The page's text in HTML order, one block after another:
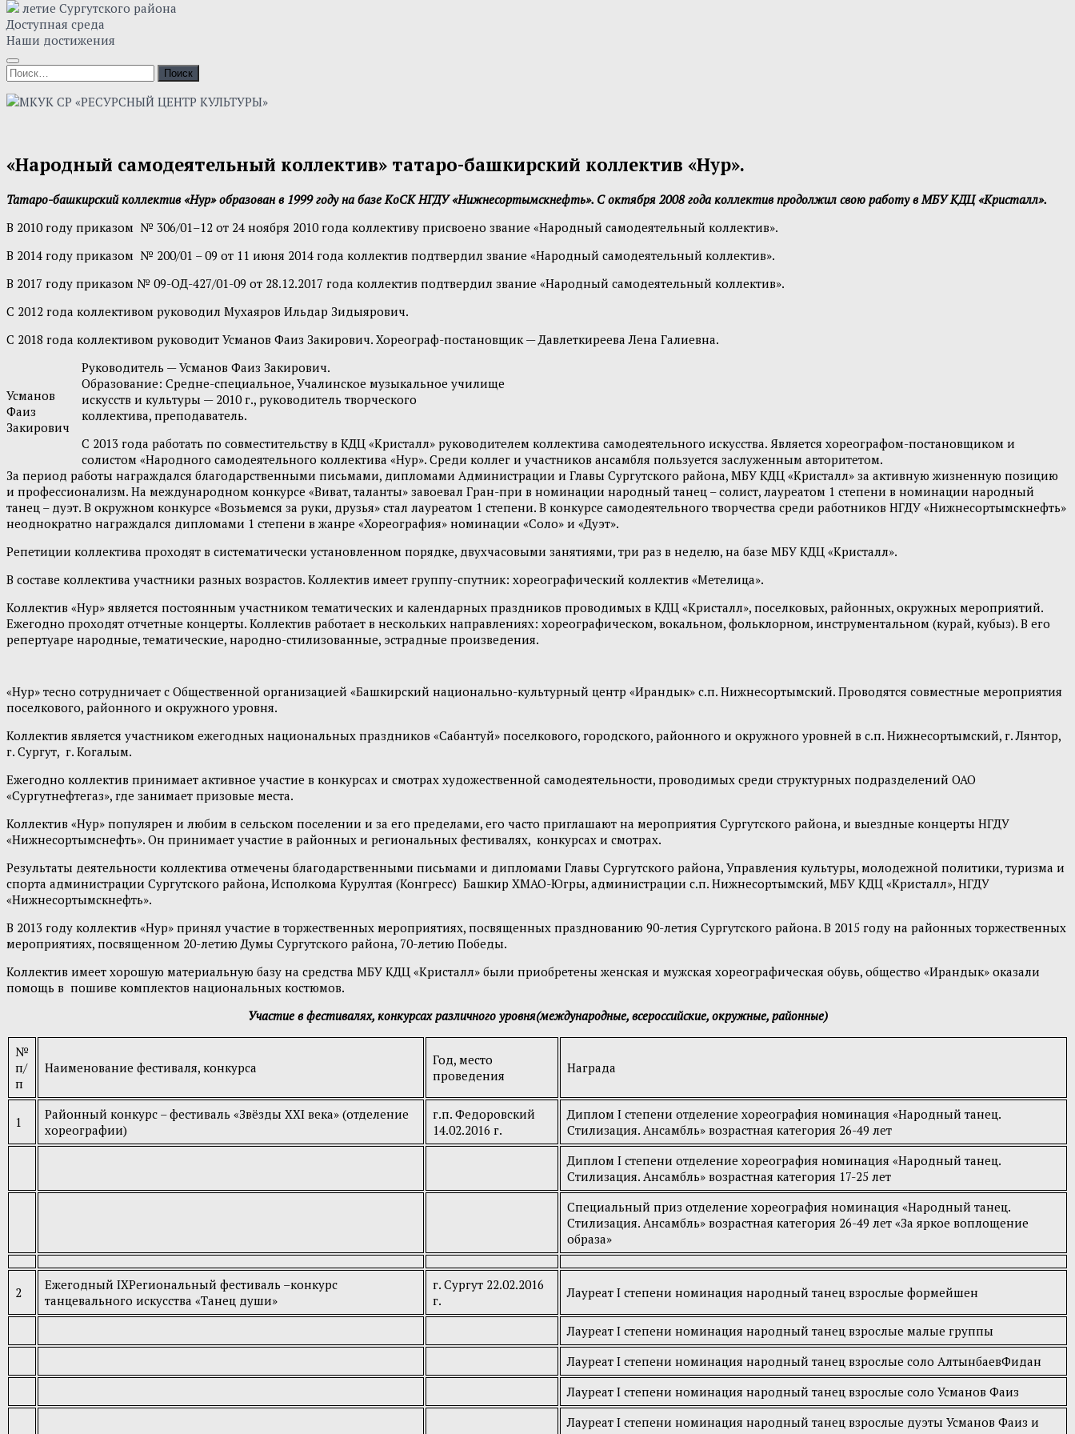
летие Сургутского района
Доступная среда
Наши достижения
Найти:
«Народный самодеятельный коллектив» татаро-башкирский коллектив «Нур».
Татаро-башкирский коллектив «Нур» образован в 1999 году на базе КоСК НГДУ «Нижнесортымскнефть». С октября 2008 года коллектив продолжил свою работу в МБУ КДЦ «Кристалл».
В 2010 году приказом № 306/01–12 от 24 ноября 2010 года коллективу присвоено звание «Народный самодеятельный коллектив».
В 2014 году приказом № 200/01 – 09 от 11 июня 2014 года коллектив подтвердил звание «Народный самодеятельный коллектив».
В 2017 году приказом № 09-ОД-427/01-09 от 28.12.2017 года коллектив подтвердил звание «Народный самодеятельный коллектив».
С 2012 года коллективом руководил Мухаяров Ильдар Зидыярович.
С 2018 года коллективом руководит Усманов Фаиз Закирович. Хореограф-постановщик — Давлеткиреева Лена Галиевна.
Усманов
Фаиз
Закирович
Руководитель — Усманов Фаиз Закирович.
Образование: Средне-специальное, Учалинское музыкальное училище
искусств и культуры — 2010 г., руководитель творческого
коллектива, преподаватель.
С 2013 года работать по совместительству в КДЦ «Кристалл» руководителем коллектива самодеятельного искусства. Является хореографом-постановщиком и
солистом «Народного самодеятельного коллектива «Нур». Среди коллег и участников ансамбля пользуется заслуженным авторитетом.
За период работы награждался благодарственными письмами, дипломами Администрации и Главы Сургутского района, МБУ КДЦ «Кристалл» за активную жизненную позицию
и профессионализм. На международном конкурсе «Виват, таланты» завоевал Гран-при в номинации народный танец – солист, лауреатом 1 степени в номинации народный
танец – дуэт. В окружном конкурсе «Возьмемся за руки, друзья» стал лауреатом 1 степени. В конкурсе самодеятельного творчества среди работников НГДУ «Нижнесортымскнефть»
неоднократно награждался дипломами 1 степени в жанре «Хореография» номинации «Соло» и «Дуэт».
Репетиции коллектива проходят в систематически установленном порядке, двухчасовыми занятиями, три раз в неделю, на базе МБУ КДЦ «Кристалл».
В составе коллектива участники разных возрастов. Коллектив имеет группу-спутник: хореографический коллектив «Метелица».
Коллектив «Нур» является постоянным участником тематических и календарных праздников проводимых в КДЦ «Кристалл», поселковых, районных, окружных мероприятий.
Ежегодно проходят отчетные концерты. Коллектив работает в нескольких направлениях: хореографическом, вокальном, фольклорном, инструментальном (курай, кубыз). В его
репертуаре народные, тематические, народно-стилизованные, эстрадные произведения.
«Нур» тесно сотрудничает с Общественной организацией «Башкирский национально-культурный центр «Ирандык» с.п. Нижнесортымский. Проводятся совместные мероприятия
поселкового, районного и окружного уровня.
Коллектив является участником ежегодных национальных праздников «Сабантуй» поселкового, городского, районного и окружного уровней в с.п. Нижнесортымский, г. Лянтор,
г. Сургут, г. Когалым.
Ежегодно коллектив принимает активное участие в конкурсах и смотрах художественной самодеятельности, проводимых среди структурных подразделений ОАО
«Сургутнефтегаз», где занимает призовые места.
Коллектив «Нур» популярен и любим в сельском поселении и за его пределами, его часто приглашают на мероприятия Сургутского района, и выездные концерты НГДУ
«Нижнесортымснефть». Он принимает участие в районных и региональных фестивалях, конкурсах и смотрах.
Результаты деятельности коллектива отмечены благодарственными письмами и дипломами Главы Сургутского района, Управления культуры, молодежной политики, туризма и
спорта администрации Сургутского района, Исполкома Курултая (Конгресс) Башкир ХМАО-Югры, администрации с.п. Нижнесортымский, МБУ КДЦ «Кристалл», НГДУ
«Нижнесортымскнефть».
В 2013 году коллектив «Нур» принял участие в торжественных мероприятиях, посвященных празднованию 90-летия Сургутского района. В 2015 году на районных торжественных
мероприятиях, посвященном 20-летию Думы Сургутского района, 70-летию Победы.
Коллектив имеет хорошую материальную базу на средства МБУ КДЦ «Кристалл» были приобретены женская и мужская хореографическая обувь, общество «Ирандык» оказали
помощь в пошиве комплектов национальных костюмов.
Участие в фестивалях, конкурсах различного уровня(международные, всероссийские, окружные, районные)
№
п/
п
Наименование фестиваля, конкурса
Год, место
проведения
Награда
1
Районный конкурс – фестиваль «Звёзды XXI века» (отделение
хореографии)
г.п. Федоровский
14.02.2016 г.
Диплом I степени отделение хореография номинация «Народный танец.
Стилизация. Ансамбль» возрастная категория 26-49 лет
Диплом I степени отделение хореография номинация «Народный танец.
Стилизация. Ансамбль» возрастная категория 17-25 лет
Специальный приз отделение хореография номинация «Народный танец.
Стилизация. Ансамбль» возрастная категория 26-49 лет «За яркое воплощение
образа»
2
Ежегодный IXРегиональный фестиваль –конкурс
танцевального искусства «Танец души»
г. Сургут 22.02.2016
г.
Лауреат I степени номинация народный танец взрослые формейшен
Лауреат I степени номинация народный танец взрослые малые группы
Лауреат I степени номинация народный танец взрослые соло АлтынбаевФидан
Лауреат I степени номинация народный танец взрослые соло Усманов Фаиз
Лауреат I степени номинация народный танец взрослые дуэты Усманов Фаиз и